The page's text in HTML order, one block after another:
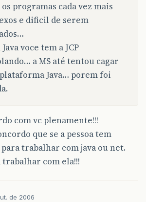
programas cada vez mais
e dificil de serem
Java voce tem a JCP
a MS até tentou cagar
Java… porem foi
com vc plenamente!!!
que se a pessoa tem
trabalhar com java ou net.
trabalhar com ela!!!
de 2006